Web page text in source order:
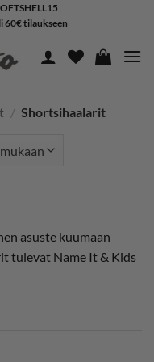
60€ tilaukseen
/ Shortsihaalarit
asuste kuumaan
tulevat Name It & Kids